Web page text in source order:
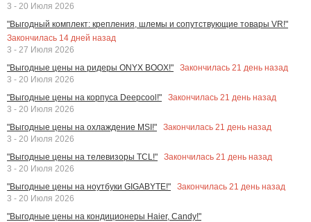
3 - 20 Июля 2026
"Выгодный комплект: крепления, шлемы и сопутствующие товары VR!"
Закончилась 14 дней назад
3 - 27 Июля 2026
"Выгодные цены на ридеры ONYX BOOX!"
Закончилась 21 день назад
3 - 20 Июля 2026
"Выгодные цены на корпуса Deepcool!"
Закончилась 21 день назад
3 - 20 Июля 2026
"Выгодные цены на охлаждение MSI!"
Закончилась 21 день назад
3 - 20 Июля 2026
"Выгодные цены на телевизоры TCL!"
Закончилась 21 день назад
3 - 20 Июля 2026
"Выгодные цены на ноутбуки GIGABYTE!"
Закончилась 21 день назад
3 - 20 Июля 2026
"Выгодные цены на кондиционеры Haier, Candy!"